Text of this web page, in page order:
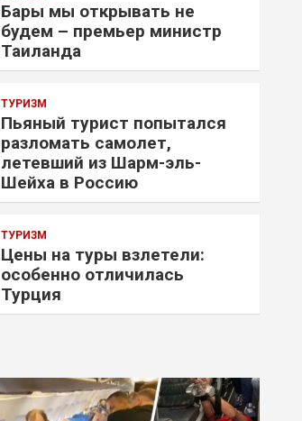
Бары мы открывать не
будем – премьер министр
Таиланда
ТУРИЗМ
Пьяный турист попытался
разломать самолет,
летевший из Шарм-эль-
Шейха в Россию
ТУРИЗМ
Цены на туры взлетели:
особенно отличилась
Турция